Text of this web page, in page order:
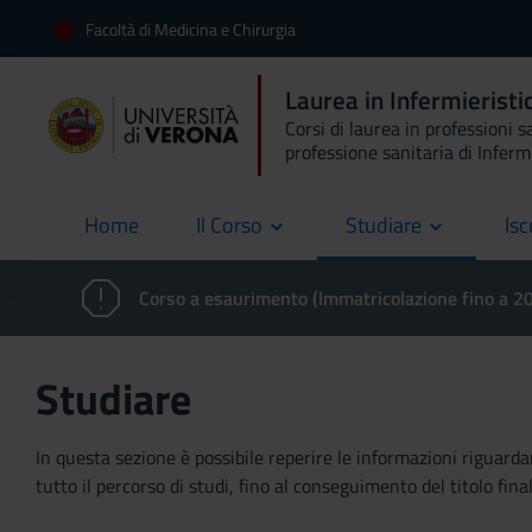
Facoltà di Medicina e Chirurgia
Laurea in
Corsi di laurea in professioni
professione sanitaria di
Home
current Il Corso Studiare
Corso a esaurimento (Immatricolazione fino a
Studiare
In questa sezione è possibile reperire le informazioni
tutto il percorso di studi, fino al conseguimento del titolo